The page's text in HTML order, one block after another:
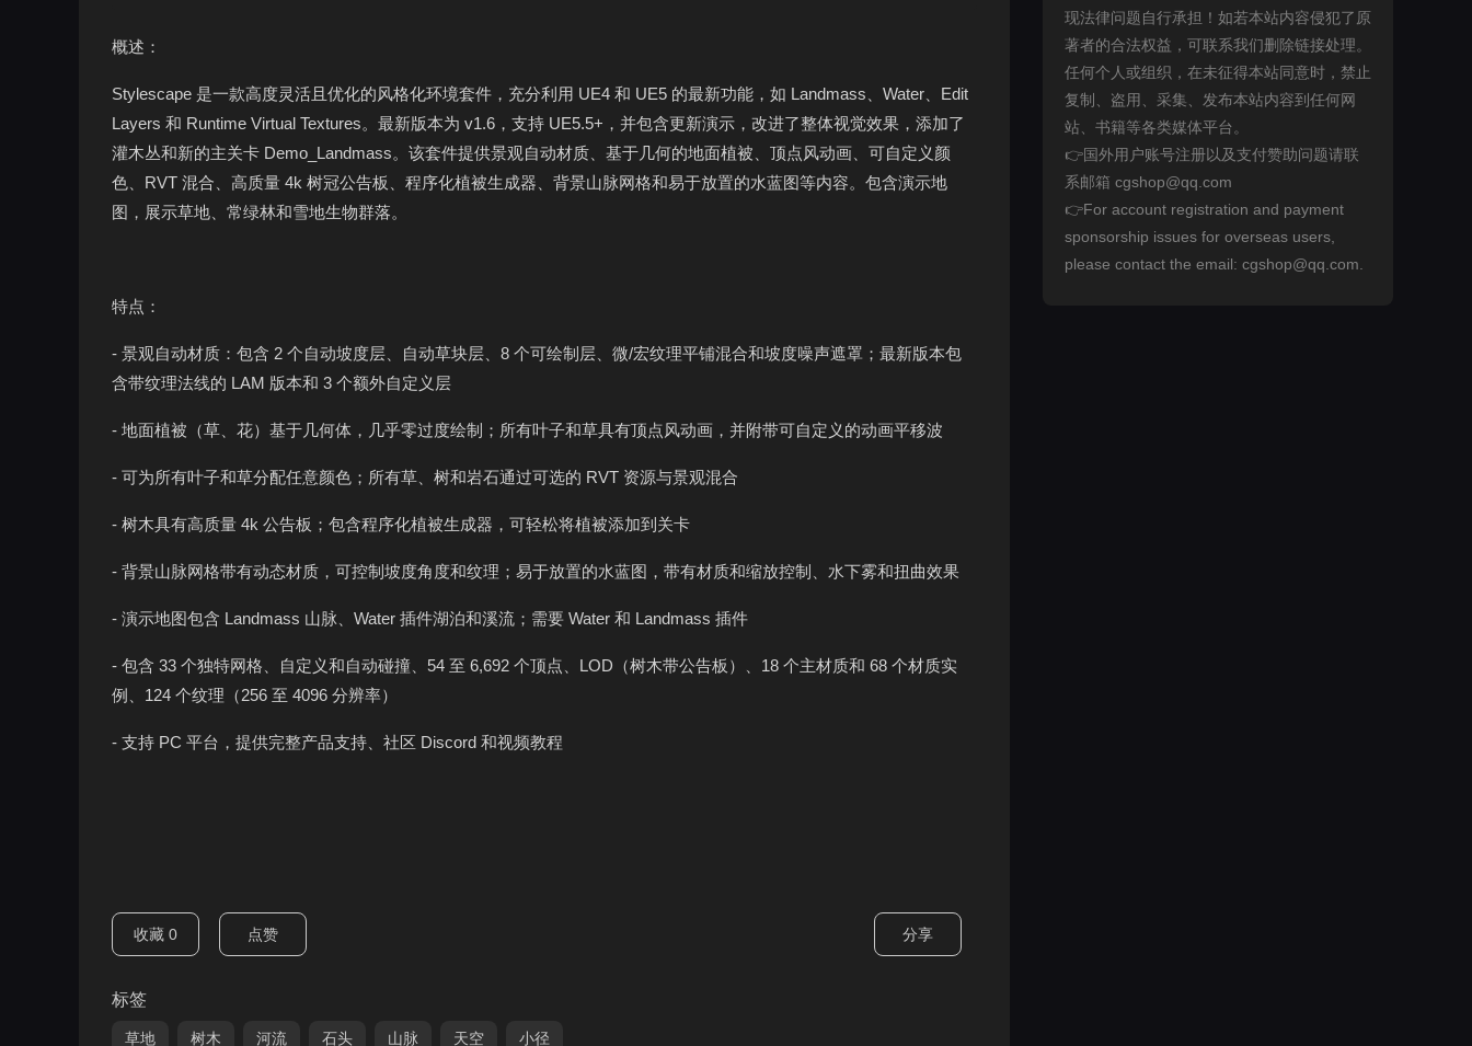
概述：
Stylescape 是一款高度灵活且优化的风格化环境套件，充分利用 UE4 和 UE5 的最新功能，如 Landmass、Water、Edit
Layers 和 Runtime Virtual Textures。最新版本为 v1.6，支持 UE5.5+，并包含更新演示，改进了整体视觉效果，添加了
灌木丛和新的主关卡 Demo_Landmass。该套件提供景观自动材质、基于几何的地面植被、顶点风动画、可自定义颜
色、RVT 混合、高质量 4k 树冠公告板、程序化植被生成器、背景山脉网格和易于放置的水蓝图等内容。包含演示地
图，展示草地、常绿林和雪地生物群落。
特点：
- 景观自动材质：包含 2 个自动坡度层、自动草块层、8 个可绘制层、微/宏纹理平铺混合和坡度噪声遮罩；最新版本包
含带纹理法线的 LAM 版本和 3 个额外自定义层
- 地面植被（草、花）基于几何体，几乎零过度绘制；所有叶子和草具有顶点风动画，并附带可自定义的动画平移波
- 可为所有叶子和草分配任意颜色；所有草、树和岩石通过可选的 RVT 资源与景观混合
- 树木具有高质量 4k 公告板；包含程序化植被生成器，可轻松将植被添加到关卡
- 背景山脉网格带有动态材质，可控制坡度角度和纹理；易于放置的水蓝图，带有材质和缩放控制、水下雾和扭曲效果
- 演示地图包含 Landmass 山脉、Water 插件湖泊和溪流；需要 Water 和 Landmass 插件
- 包含 33 个独特网格、自定义和自动碰撞、54 至 6,692 个顶点、LOD（树木带公告板）、18 个主材质和 68 个材质实
例、124 个纹理（256 至 4096 分辨率）
- 支持 PC 平台，提供完整产品支持、社区 Discord 和视频教程
收藏 0 点赞 分享
标签
草地 树木 河流 石头 山脉 天空 小径
现法律问题自行承担！如若本站内容侵犯了原
著者的合法权益，可联系我们删除链接处理。
任何个人或组织，在未征得本站同意时，禁止
复制、盗用、采集、发布本站内容到任何网
站、书籍等各类媒体平台。
👉国外用户账号注册以及支付赞助问题请联
系邮箱 cgshop@qq.com
👉For account registration and payment
sponsorship issues for overseas users,
please contact the email: cgshop@qq.com.